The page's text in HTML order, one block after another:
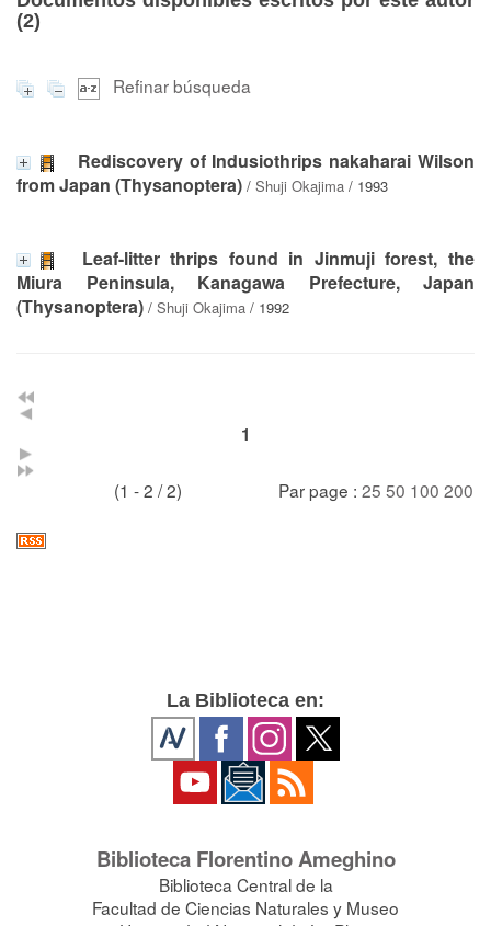
(2)
Refinar búsqueda
Rediscovery of Indusiothrips nakaharai Wilson
from Japan (Thysanoptera) / Shuji Okajima / 1993
Leaf-litter thrips found in Jinmuji forest, the
Miura Peninsula, Kanagawa Prefecture, Japan
(Thysanoptera) / Shuji Okajima / 1992
1
(1 - 2 / 2) Par page : 25 50 100 200
La Biblioteca en:
Biblioteca Florentino Ameghino
Biblioteca Central de la
Facultad de Ciencias Naturales y Museo